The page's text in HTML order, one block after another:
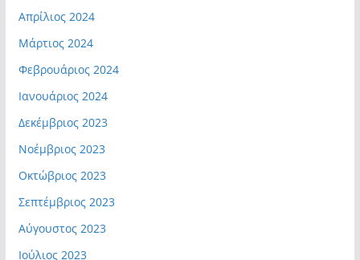
Απρίλιος 2024
Μάρτιος 2024
Φεβρουάριος 2024
Ιανουάριος 2024
Δεκέμβριος 2023
Νοέμβριος 2023
Οκτώβριος 2023
Σεπτέμβριος 2023
Αύγουστος 2023
Ιούλιος 2023